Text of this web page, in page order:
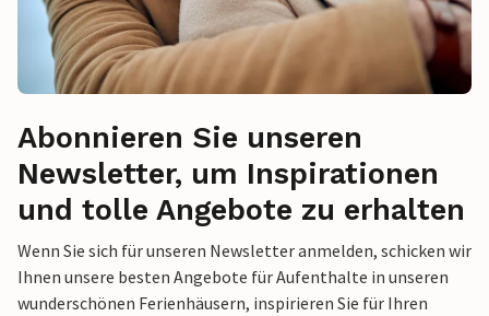
Abonnieren Sie unseren
Newsletter, um Inspirationen
und tolle Angebote zu erhalten
Wenn Sie sich für unseren Newsletter anmelden, schicken wir
Ihnen unsere besten Angebote für Aufenthalte in unseren
wunderschönen Ferienhäusern, inspirieren Sie für Ihren